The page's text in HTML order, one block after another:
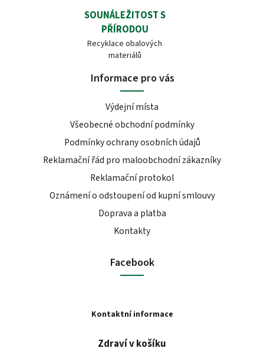
SOUNÁLEŽITOST S
PŘÍRODOU
Recyklace obalových
materiálů
Informace pro vás
Výdejní místa
Všeobecné obchodní podmínky
Podmínky ochrany osobních údajů
Reklamační řád pro maloobchodní zákazníky
Reklamační protokol
Oznámení o odstoupení od kupní smlouvy
Doprava a platba
Kontakty
Facebook
Kontaktní informace
Zdraví v košíku